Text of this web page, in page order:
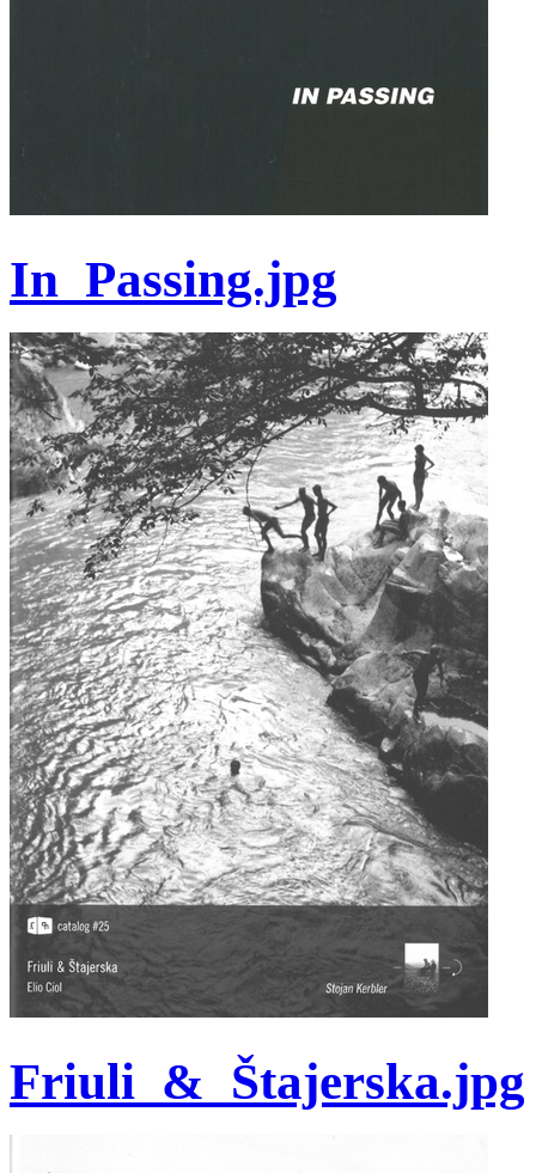
In_Passing.jpg
Friuli_&_Štajerska.jpg